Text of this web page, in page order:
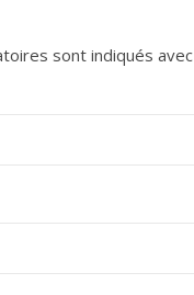
sont indiqués avec